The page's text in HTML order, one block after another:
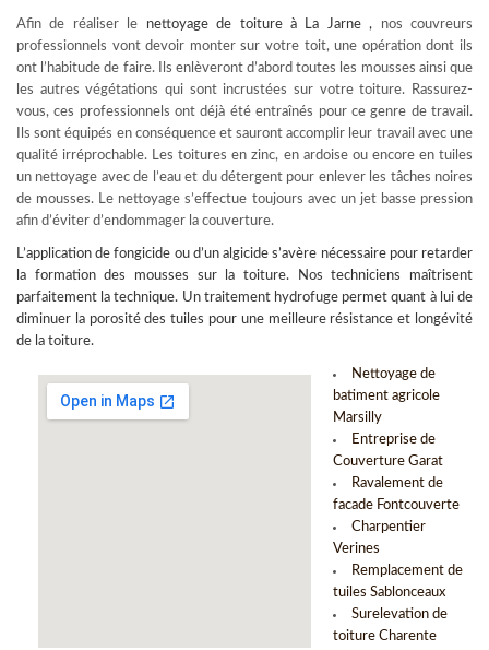
Afin de réaliser le nettoyage de toiture à La Jarne, nos couvreurs
professionnels vont devoir monter sur votre toit, une opération dont ils
ont l’habitude de faire. Ils enlèveront d’abord toutes les mousses ainsi que
les autres végétations qui sont incrustées sur votre toiture. Rassurez-
vous, ces professionnels ont déjà été entraînés pour ce genre de travail.
Ils sont équipés en conséquence et sauront accomplir leur travail avec une
qualité irréprochable. Les toitures en zinc, en ardoise ou encore en tuiles
un nettoyage avec de l’eau et du détergent pour enlever les tâches noires
de mousses. Le nettoyage s’effectue toujours avec un jet basse pression
afin d’éviter d’endommager la couverture.
L’application de fongicide ou d’un algicide s’avère nécessaire pour retarder
la formation des mousses sur la toiture. Nos techniciens maîtrisent
parfaitement la technique. Un traitement hydrofuge permet quant à lui de
diminuer la porosité des tuiles pour une meilleure résistance et longévité
de la toiture.
Nettoyage de
batiment agricole
Marsilly
Entreprise de
Couverture Garat
Ravalement de
facade Fontcouverte
Charpentier
Verines
Remplacement de
tuiles Sablonceaux
Surelevation de
toiture Charente